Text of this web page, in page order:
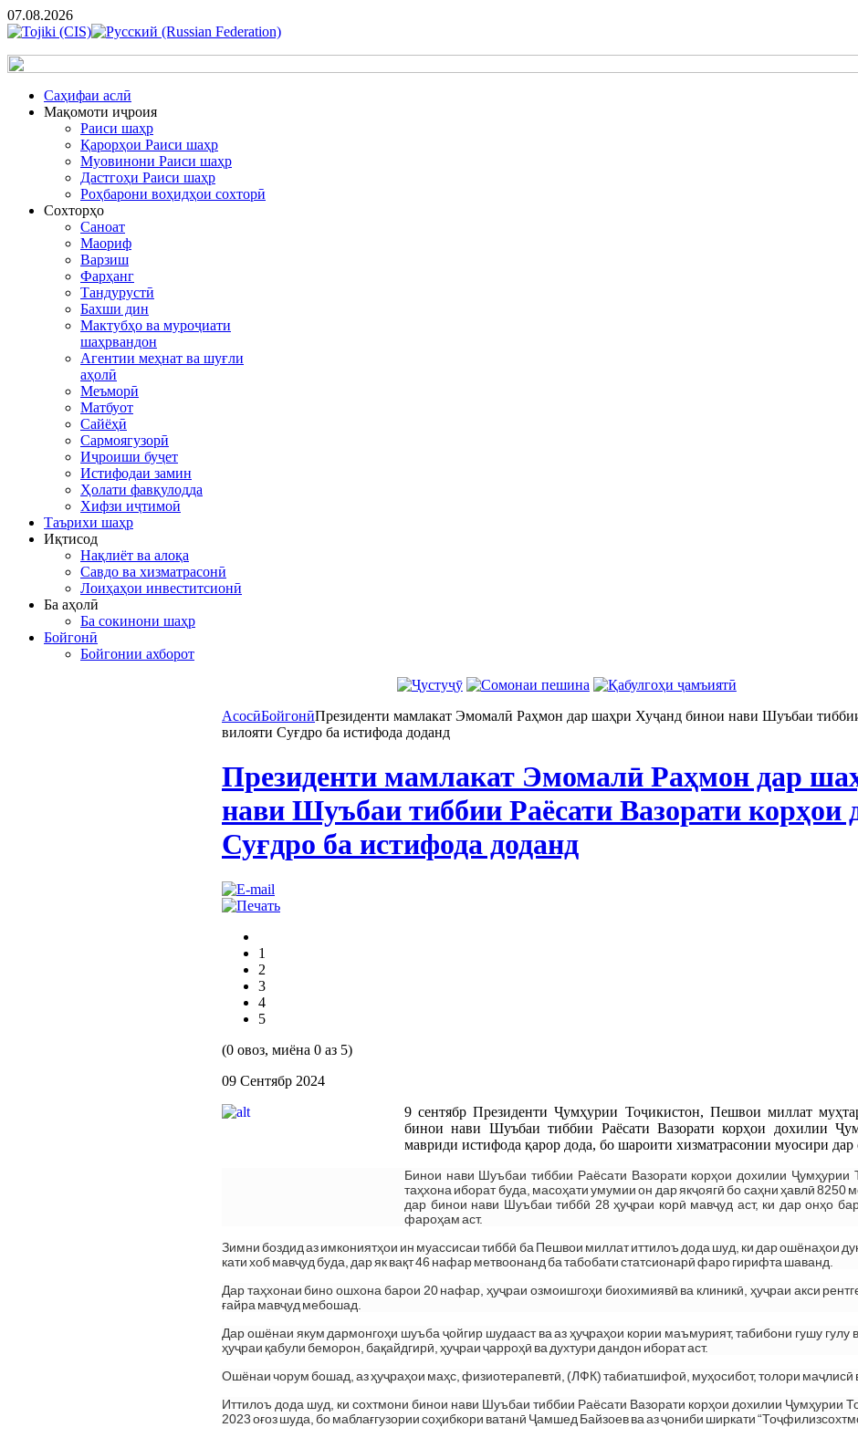
07.08.2026
Cаҳифаи аслӣ
Мақомоти иҷроия
Раиси шаҳр
Қарорҳои Раиси шаҳр
Муовинони Раиси шаҳр
Дастгоҳи Раиси шаҳр
Роҳбарони воҳидҳои сохторӣ
Сохторҳо
Саноат
Маориф
Варзиш
Фарҳанг
Тандурустӣ
Бахши дин
Мактубҳо ва муроҷиати
шаҳрвандон
Агентии меҳнат ва шуғли
аҳолӣ
Меъморӣ
Матбуот
Сайёҳӣ
Сармоягузорӣ
Иҷроиши буҷет
Истифодаи замин
Ҳолати фавқулодда
Хифзи иҷтимоӣ
Таърихи шаҳр
Иқтисод
Нақлиёт ва алоқа
Савдо ва хизматрасонӣ
Лоиҳаҳои инвеститсионӣ
Ба аҳолӣ
Ба сокинони шаҳр
Бойгонӣ
Бойгонии ахборот
АсосӣБойгонӣПрезиденти мамлакат Эмомалӣ Раҳмон дар шаҳри Хуҷанд бинои нави Шуъбаи
вилояти Суғдро ба истифода доданд
Президенти мамлакат Эмомалӣ Раҳмон дар
нави Шуъбаи тиббии Раёсати Вазорати корҳои
Суғдро ба истифода доданд
1
2
3
4
5
(0 овоз, миёна 0 аз 5)
09 Сентябр 2024
9 сентябр Президенти Ҷумҳурии Тоҷикистон, Пешвои миллат
бинои нави Шуъбаи тиббии Раёсати Вазорати корҳои дохилии
мавриди истифода қарор дода, бо шароити хизматрасонии муосири
Бинои нави Шуъбаи тиббии Раёсати Вазорати корҳои дохилии Ҷумҳурии
таҳхона иборат буда, масоҳати умумии он дар якҷоягӣ бо саҳни ҳавлӣ
дар бинои нави Шуъбаи тиббӣ 28 ҳуҷраи корӣ мавҷуд аст, ки дар онҳо
фароҳам аст.
Зимни боздид аз имкониятҳои ин муассисаи тиббӣ ба Пешвои миллат иттилоъ дода шуд, ки дар ошёнаҳои
кати хоб мавҷуд буда, дар як вақт 46 нафар метвоонанд ба табобати статсионарӣ фаро гирифта шаванд.
Дар таҳхонаи бино ошхона барои 20 нафар, ҳуҷраи озмоишгоҳи биохимиявӣ ва клиникӣ, ҳуҷраи акси
ғайра мавҷуд мебошад.
Дар ошёнаи якум дармонгоҳи шуъба ҷойгир шудааст ва аз ҳуҷраҳои кории маъмурият, табибони гушу гулу
ҳуҷраи қабули беморон, бақайдгирӣ, ҳуҷраи ҷарроҳӣ ва духтури дандон иборат аст.
Ошёнаи чорум бошад, аз ҳуҷраҳои маҳс, физиотерапевтӣ, (ЛФК) табиатшифоӣ, муҳосибот, толори маҷлисӣ
Иттилоъ дода шуд, ки сохтмони бинои нави Шуъбаи тиббии Раёсати Вазорати корҳои дохилии Ҷумҳурии
2023 оғоз шуда, бо маблағгузории соҳибкори ватанӣ Ҷамшед Байзоев ва аз ҷониби ширкати